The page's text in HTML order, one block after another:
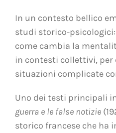
In un contesto bellico
studi storico-
come cambia la
in contesti collettivi, per
situazioni complicate
Uno dei testi principali
guerra e le false notizie
storico francese che ha